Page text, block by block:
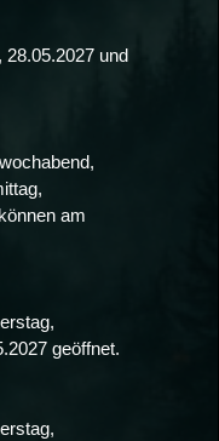
28.05.2027 und
am
geöffnet.